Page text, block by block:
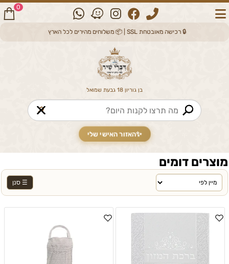
🔒 רכישה מאובטחת SSL | 📦 משלוחים מהירים לכל הארץ
בן גוריון 18 גבעת שמואל
🔎
✨האזור האישי שלי
0
מוצרים דומים
☰ סנן